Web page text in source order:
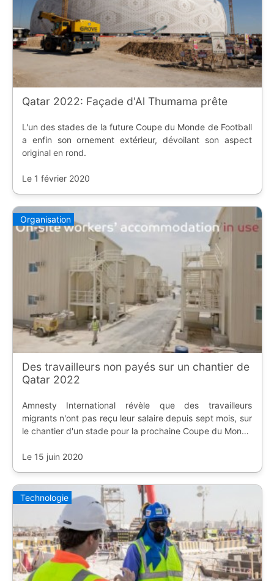
Qatar 2022: Façade d'Al Thumama prête
L'un des stades de la future Coupe du Monde de Football
a enfin son ornement extérieur, dévoilant son aspect
original en rond.
Le 1 février 2020
Organisation
Des travailleurs non payés sur un chantier de
Qatar 2022
Amnesty International révèle que des travailleurs
migrants n'ont pas reçu leur salaire depuis sept mois, sur
le chantier d'un stade pour la prochaine Coupe du Monde
Le 15 juin 2020
Technologie